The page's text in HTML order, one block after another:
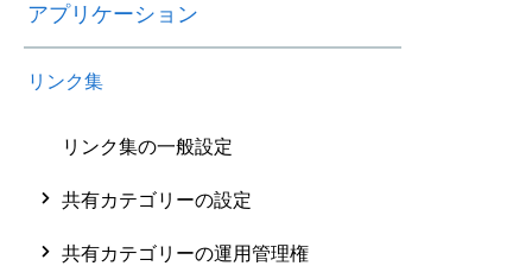
アプリケーション
リンク集
リンク集の一般設定
共有カテゴリーの設定
共有カテゴリーの運用管理権